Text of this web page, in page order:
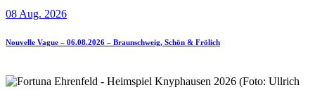
08 Aug. 2026
Nouvelle Vague – 06.08.2026 – Braunschweig, Schön & Frölich